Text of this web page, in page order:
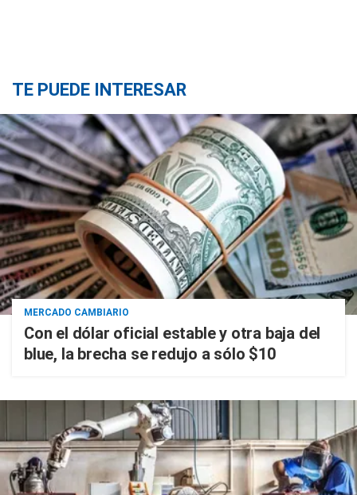
TE PUEDE INTERESAR
MERCADO CAMBIARIO
Con el dólar oficial estable y otra baja del
blue, la brecha se redujo a sólo $10